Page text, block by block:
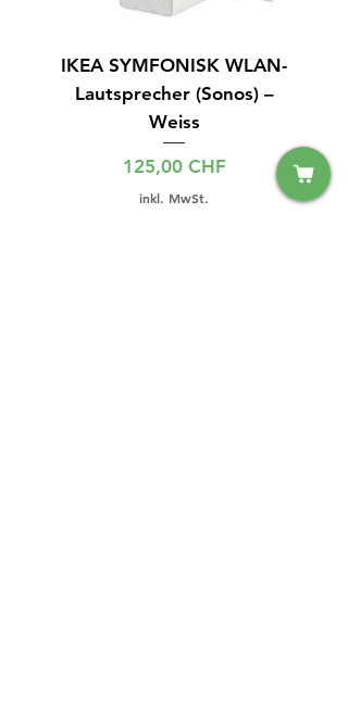
IKEA SYMFONISK WLAN-
Lautsprecher (Sonos) –
Weiss
Preis
125,00 CHF
inkl. MwSt.